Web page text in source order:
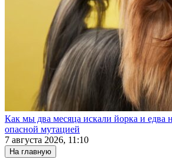
Как мы два месяца искали йорка и едва
опасной мутацией
7 августа 2026, 11:10
На главную